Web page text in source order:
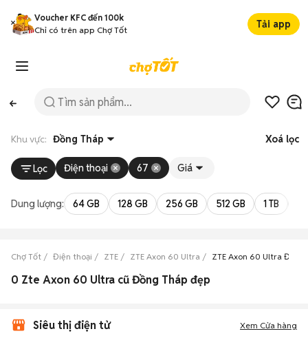
Voucher KFC đến 100k
Chỉ có trên app Chợ Tốt
Tải app
Khu vực: Đồng Tháp Xoá lọc
Lọc Điện thoại 67 Giá
Dung lượng: 64 GB 128 GB 256 GB 512 GB 1 TB
Chợ Tốt Điện thoại ZTE ZTE Axon 60 Ultra ZTE Axon 60 Ultra Đồng
0 Zte Axon 60 Ultra cũ Đồng Tháp đẹp
Siêu thị điện tử Xem Cửa hàng